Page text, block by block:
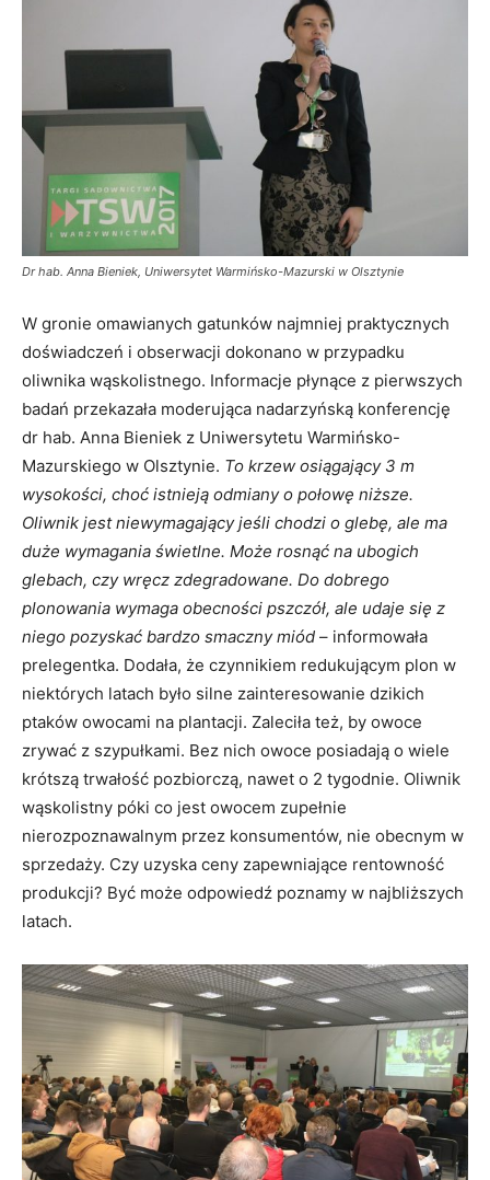
Dr hab. Anna Bieniek, Uniwersytet Warmińsko-Mazurski w Olsztynie
W gronie omawianych gatunków najmniej praktycznych
doświadczeń i obserwacji dokonano w przypadku
oliwnika wąskolistnego. Informacje płynące z pierwszych
badań przekazała moderująca nadarzyńską konferencję
dr hab. Anna Bieniek z Uniwersytetu Warmińsko-
Mazurskiego w Olsztynie. To krzew osiągający 3 m
wysokości, choć istnieją odmiany o połowę niższe.
Oliwnik jest niewymagający jeśli chodzi o glebę, ale ma
duże wymagania świetlne. Może rosnąć na ubogich
glebach, czy wręcz zdegradowane. Do dobrego
plonowania wymaga obecności pszczół, ale udaje się z
niego pozyskać bardzo smaczny miód – informowała
prelegentka. Dodała, że czynnikiem redukującym plon w
niektórych latach było silne zainteresowanie dzikich
ptaków owocami na plantacji. Zaleciła też, by owoce
zrywać z szypułkami. Bez nich owoce posiadają o wiele
krótszą trwałość pozbiorczą, nawet o 2 tygodnie. Oliwnik
wąskolistny póki co jest owocem zupełnie
nierozpoznawalnym przez konsumentów, nie obecnym w
sprzedaży. Czy uzyska ceny zapewniające rentowność
produkcji? Być może odpowiedź poznamy w najbliższych
latach.